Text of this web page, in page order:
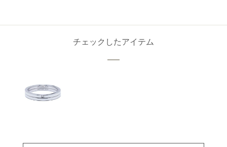
チェックしたアイテム